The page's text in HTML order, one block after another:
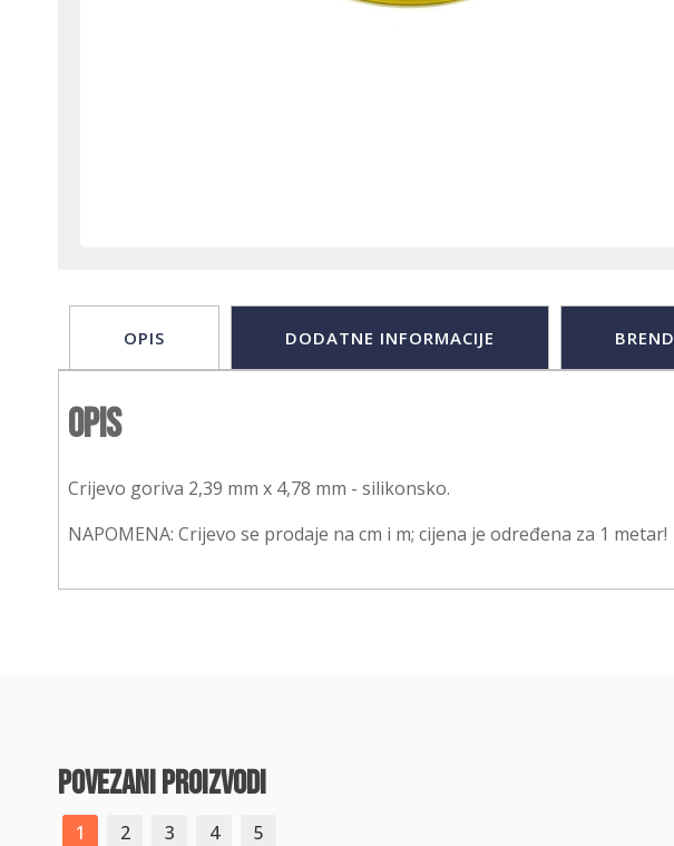
OPIS DODATNE INFORMACIJE BREND
Opis
Crijevo goriva 2,39 mm x 4,78 mm - silikonsko.
NAPOMENA: Crijevo se prodaje na cm i m; cijena je određena za 1 metar!
povezani proizvodi
1 2 3 4 5